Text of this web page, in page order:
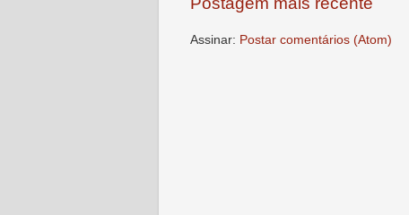
Assinar: Postar comentários (Atom)